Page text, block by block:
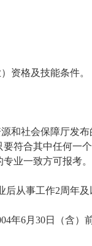
资格及技能条件。
和社会保障厅发
符合其中任何一
业一致方可报考。
从事工作2周年
年6月30日（含）